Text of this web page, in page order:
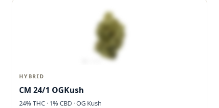
HYBRID
CM 24/1 OGKush
24% THC · 1% CBD · OG Kush